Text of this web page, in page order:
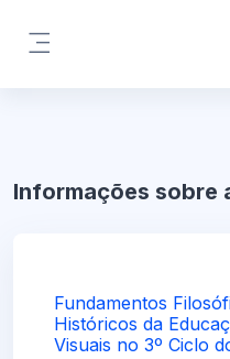
Informações sobre
Fundamentos
Históricos da
Visuais no 3º Ciclo